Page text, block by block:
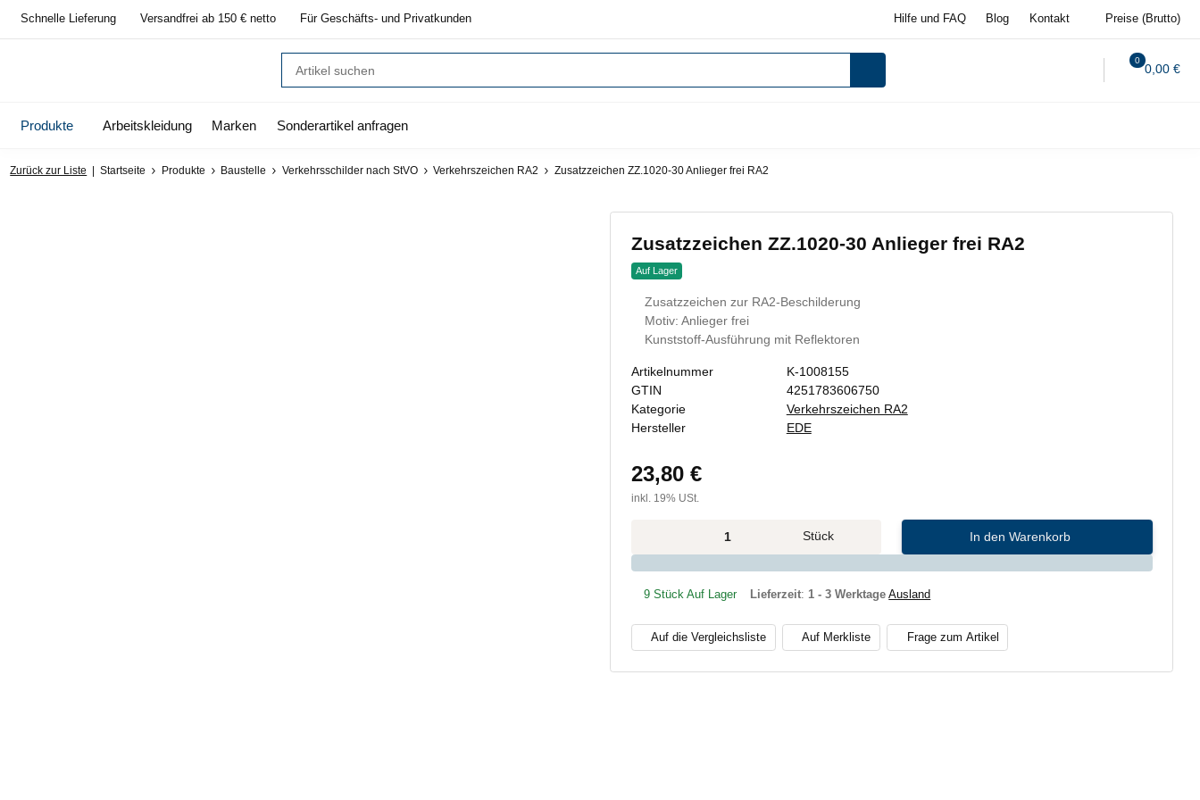
Hilfe und FAQ Blog Kontakt Preise (Brutto)
Schnelle Lieferung Versandfrei ab 150 € netto Für Geschäfts- und Privatkunden
0
0,00 €
Produkte Arbeitskleidung Marken Sonderartikel anfragen
Zurück zur Liste Startseite Produkte Baustelle Verkehrsschilder nach StVO Verkehrszeichen RA2 Zusatzzeichen ZZ.1020-30 Anlieger frei RA2
Zusatzzeichen ZZ.1020-30 Anlieger frei RA2
Auf Lager
Zusatzzeichen zur RA2-Beschilderung
Motiv: Anlieger frei
Kunststoff-Ausführung mit Reflektoren
Artikelnummer
K-1008155
GTIN
4251783606750
Kategorie
Verkehrszeichen RA2
Hersteller
EDE
23,80 €
inkl. 19% USt.
Stück In den Warenkorb
x
9 Stück Auf Lager Lieferzeit:1 - 3 Werktage Ausland
Auf die Vergleichsliste Auf Merkliste Frage zum Artikel